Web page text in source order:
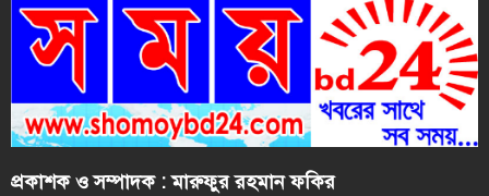
প্রকাশক ও সম্পাদক : মারুফুর রহমান ফকির